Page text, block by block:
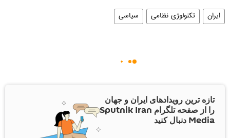
ایران تکنولوژی نظامی سیاسی
تازه ترین رویدادهای ایران و جهان
را از صفحه تلگرام Sputnik Iran
Media دنبال کنید